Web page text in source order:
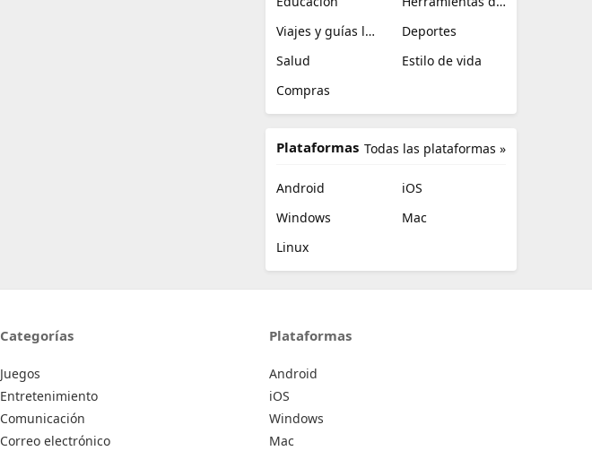
Viajes y guías locales
Deportes
Salud
Estilo de vida
Compras
Todas las plataformas »
Plataformas
Android
iOS
Windows
Mac
Linux
Categorías
Juegos
Entretenimiento
Comunicación
Correo electrónico
Plataformas
Android
iOS
Windows
Mac